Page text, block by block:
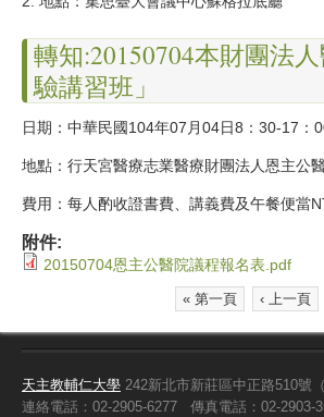
轉知:20150704本財團法
驗講習班」
日期：中華民國104年07月04日8：30-17：
地點：行天宮醫療志業醫療財團法人恩主公
費用：每人酌收證書費、講義費及午餐便當
附件:
20150704恩主公醫院議程報名表.pdf
« 第一頁 ‹ 上一頁
天主教輔仁大學 242新北市新莊區中正路510號
連絡電話：02-2905-6277
傳真電話：02-2903-